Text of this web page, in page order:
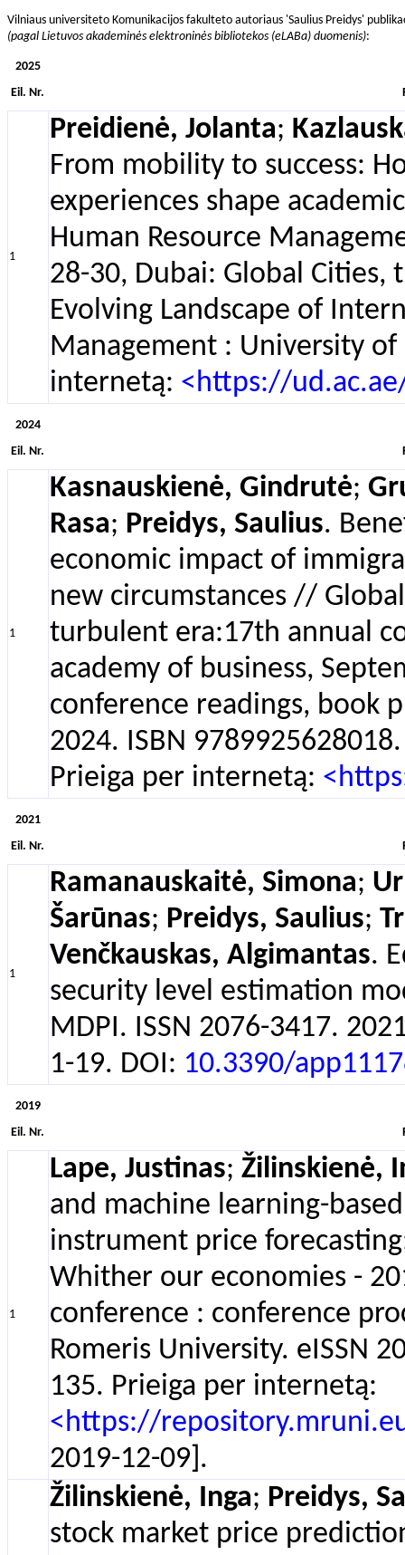
Vilniaus universiteto Komunikacijos fakulteto autoriaus 'Saulius Preidys'
(pagal Lietuvos akademinės elektroninės bibliotekos (eLABa) duomenis):
2025
Eil. Nr.
1
Preidienė, Jolanta;
From mobility to success:
experiences shape
Human Resource
28-30, Dubai: Global
Evolving Landscape of
Management : University
internetą: <https://
2024
Eil. Nr.
1
Kasnauskienė, Gindrutė;
Rasa; Preidys, Saulius.
economic impact of
new circumstances //
turbulent era:17th annual
academy of business,
conference readings, book
2024. ISBN
Prieiga per internetą:
2021
Eil. Nr.
1
Ramanauskaitė, Simona;
Šarūnas; Preidys, Saulius;
Venčkauskas, Algimantas.
security level estimation
MDPI. ISSN 2076-3417.
1-19. DOI: 10.3390/
2019
Eil. Nr.
1
Lape, Justinas; Žilinskienė,
and machine learning-
instrument price
Whither our economies -
conference : conference
Romeris University. eISSN
135. Prieiga per internetą:
<https://
2019-12-09].
Žilinskienė, Inga; Preidys,
stock market price